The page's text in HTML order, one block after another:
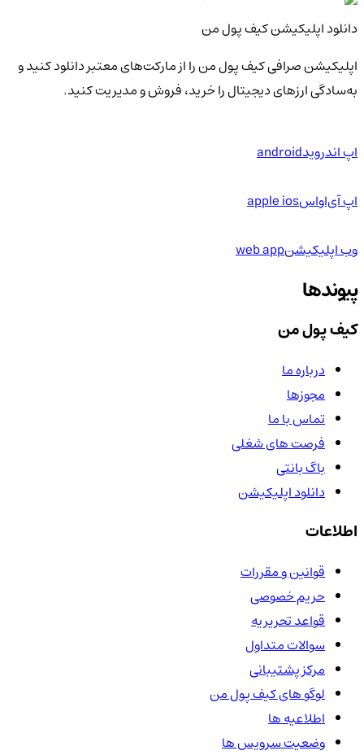
دانلود اپلیکیشن کیف‌ پول من
اپلیکیشن صرافی کیف پول من را از مارکت‌های معتبر دانلود کنید و
به‌سادگی ارزهای دیجیتال را خرید، فروش و مدیریت کنید.
اپ اندرویدandroid
اپ آی‌او‌اسapple ios
وب اپلیکیشنweb app
پیوندها
کیف پول من
درباره ما
مجوزها
تماس با ما
فرصت های شغلی
باگ بانتی
دانلود اپلیکیشن
اطلاعات
قوانین و مقررات
حریم خصوصی
قواعد تحریریه
سوالات متداول
مرکز پشتیبانی
لوگو های کیف پول من
اطلاعیه ها
وضعیت سرویس ها